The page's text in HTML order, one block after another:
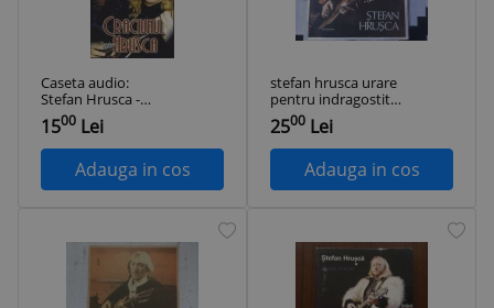
Caseta audio:
Stefan Hrusca -
Craciunul cu Hrusca
(2000) - originala
1500 Lei
Adauga in cos
stefan hrusca urare
pentru indragostiti
album DISC VINYL
LP MUZICA usoara
FOLK pop ST EDE
03079 VG+
2500 Lei
Adauga in cos